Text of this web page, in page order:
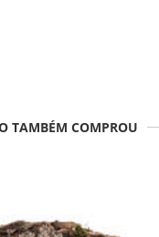
TAMBÉM COMPROU